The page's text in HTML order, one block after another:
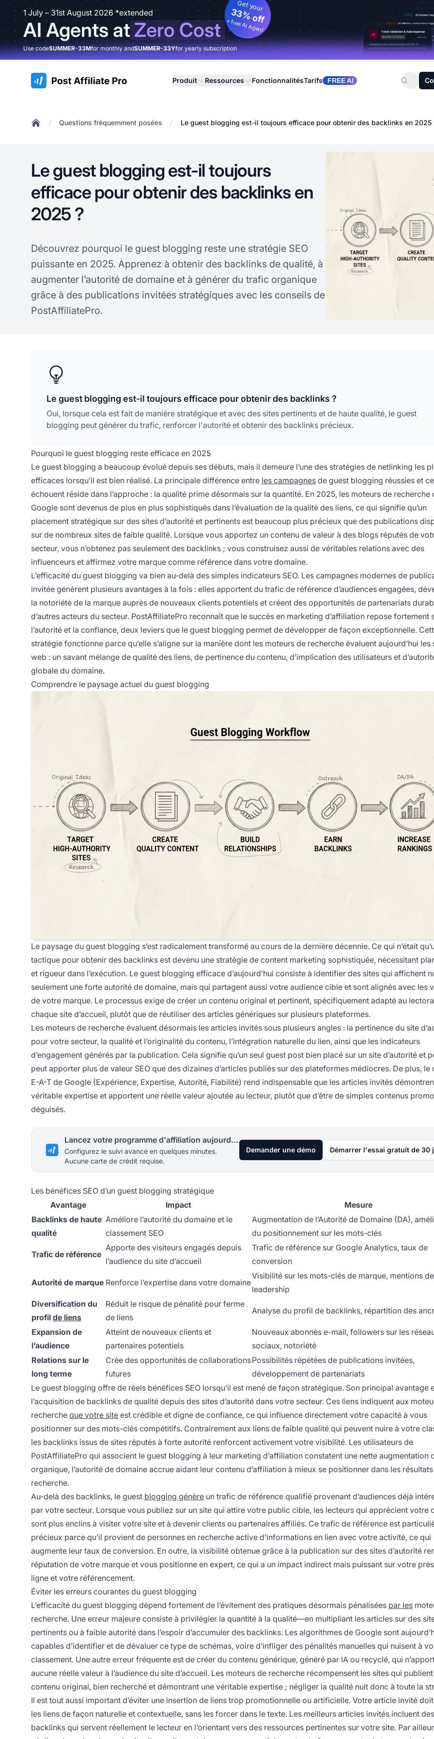
1 July – 31st August 2026 *extended
AI Agents atZero Cost
Get your
33% off
+ free AI Agent
Use codeSUMMER-33Mfor monthly andSUMMER-33Yfor yearly subscription
:site.title Produit Ressources FonctionnalitésTarifs FREE AI
/ Questions fréquemment posées / Le guest blogging est-il toujours efficace pour obtenir des backlinks en 2025
Le guest blogging est-il toujours
efficace pour obtenir des backlinks en
2025 ?
Découvrez pourquoi le guest blogging reste une stratégie SEO
puissante en 2025. Apprenez à obtenir des backlinks de qualité, à
augmenter l’autorité de domaine et à générer du trafic organique
grâce à des publications invitées stratégiques avec les conseils de
PostAffiliatePro.
Le guest blogging est-il toujours efficace pour obtenir des backlinks ?
Oui, lorsque cela est fait de manière stratégique et avec des sites pertinents et de haute qualité, le guest
blogging peut générer du trafic, renforcer l'autorité et obtenir des backlinks précieux.
Pourquoi le guest blogging reste efficace en 2025
Le guest blogging a beaucoup évolué depuis ses débuts, mais il demeure l’une des stratégies de netlinking les
efficaces lorsqu’il est bien réalisé. La principale différence entre les campagnes de guest blogging réussies et
échouent réside dans l’approche : la qualité prime désormais sur la quantité. En 2025, les moteurs de recherche
Google sont devenus de plus en plus sophistiqués dans l’évaluation de la qualité des liens, ce qui signifie qu’un
placement stratégique sur des sites d’autorité et pertinents est beaucoup plus précieux que des publications
sur de nombreux sites de faible qualité. Lorsque vous apportez un contenu de valeur à des blogs réputés de
secteur, vous n’obtenez pas seulement des backlinks ; vous construisez aussi de véritables relations avec des
influenceurs et affirmez votre marque comme référence dans votre domaine.
L’efficacité du guest blogging va bien au-delà des simples indicateurs SEO. Les campagnes modernes de
invitée génèrent plusieurs avantages à la fois : elles apportent du trafic de référence d’audiences engagées,
la notoriété de la marque auprès de nouveaux clients potentiels et créent des opportunités de partenariats
d’autres acteurs du secteur. PostAffiliatePro reconnaît que le succès en marketing d’affiliation repose fortement
l’autorité et la confiance, deux leviers que le guest blogging permet de développer de façon exceptionnelle.
stratégie fonctionne parce qu’elle s’aligne sur la manière dont les moteurs de recherche évaluent aujourd’hui les
web : un savant mélange de qualité des liens, de pertinence du contenu, d’implication des utilisateurs et
globale du domaine.
Comprendre le paysage actuel du guest blogging
Le paysage du guest blogging s’est radicalement transformé au cours de la dernière décennie. Ce qui n’était
tactique pour obtenir des backlinks est devenu une stratégie de content marketing sophistiquée, nécessitant
et rigueur dans l’exécution. Le guest blogging efficace d’aujourd’hui consiste à identifier des sites qui affichent
seulement une forte autorité de domaine, mais qui partagent aussi votre audience cible et sont alignés avec les
de votre marque. Le processus exige de créer un contenu original et pertinent, spécifiquement adapté au
chaque site d’accueil, plutôt que de réutiliser des articles génériques sur plusieurs plateformes.
Les moteurs de recherche évaluent désormais les articles invités sous plusieurs angles : la pertinence du site
pour votre secteur, la qualité et l’originalité du contenu, l’intégration naturelle du lien, ainsi que les indicateurs
d’engagement générés par la publication. Cela signifie qu’un seul guest post bien placé sur un site d’autorité et
peut apporter plus de valeur SEO que des dizaines d’articles publiés sur des plateformes médiocres. De plus, le
E-A-T de Google (Expérience, Expertise, Autorité, Fiabilité) rend indispensable que les articles invités
véritable expertise et apportent une réelle valeur ajoutée au lecteur, plutôt que d’être de simples contenus
déguisés.
Lancez votre programme d'affiliation aujourd'hui
Configurez le suivi avancé en quelques minutes.
Aucune carte de crédit requise.
Demander une démo Démarrer l'essai gratuit de 30
Les bénéfices SEO d’un guest blogging stratégique
Avantage
Impact
Mesure
Backlinks de haute
qualité
Améliore l’autorité du domaine et le
classement SEO
Augmentation de l’Autorité de Domaine (DA),
du positionnement sur les mots-clés
Trafic de référence
Apporte des visiteurs engagés depuis
l’audience du site d’accueil
Trafic de référence sur Google Analytics, taux de
conversion
Autorité de marque Renforce l’expertise dans votre domaine
Visibilité sur les mots-clés de marque, mentions de
leadership
Diversification du
profil de liens
Réduit le risque de pénalité pour ferme
de liens
Analyse du profil de backlinks, répartition des
Expansion de
l’audience
Atteint de nouveaux clients et
partenaires potentiels
Nouveaux abonnés e-mail, followers sur les
sociaux, notoriété
Relations sur le
long terme
Crée des opportunités de collaborations
futures
Possibilités répétées de publications invitées,
développement de partenariats
Le guest blogging offre de réels bénéfices SEO lorsqu’il est mené de façon stratégique. Son principal avantage
l’acquisition de backlinks de qualité depuis des sites d’autorité dans votre secteur. Ces liens indiquent aux
recherche que votre site est crédible et digne de confiance, ce qui influence directement votre capacité à vous
positionner sur des mots-clés compétitifs. Contrairement aux liens de faible qualité qui peuvent nuire à votre
les backlinks issus de sites réputés à forte autorité renforcent activement votre visibilité. Les utilisateurs de
PostAffiliatePro qui associent le guest blogging à leur marketing d’affiliation constatent une nette augmentation
organique, l’autorité de domaine accrue aidant leur contenu d’affiliation à mieux se positionner dans les
recherche.
Au-delà des backlinks, le guest blogging génère un trafic de référence qualifié provenant d’audiences déjà
par votre secteur. Lorsque vous publiez sur un site qui attire votre public cible, les lecteurs qui apprécient votre
sont plus enclins à visiter votre site et à devenir clients ou partenaires affiliés. Ce trafic de référence est
précieux parce qu’il provient de personnes en recherche active d’informations en lien avec votre activité, ce qui
augmente leur taux de conversion. En outre, la visibilité obtenue grâce à la publication sur des sites d’autorité
réputation de votre marque et vous positionne en expert, ce qui a un impact indirect mais puissant sur votre
ligne et votre référencement.
Éviter les erreurs courantes du guest blogging
L’efficacité du guest blogging dépend fortement de l’évitement des pratiques désormais pénalisées par les
recherche. Une erreur majeure consiste à privilégier la quantité à la qualité—en multipliant les articles sur des
pertinents ou à faible autorité dans l’espoir d’accumuler des backlinks. Les algorithmes de Google sont
capables d’identifier et de dévaluer ce type de schémas, voire d’infliger des pénalités manuelles qui nuisent à
classement. Une autre erreur fréquente est de créer du contenu générique, généré par IA ou recyclé, qui
aucune réelle valeur à l’audience du site d’accueil. Les moteurs de recherche récompensent les sites qui
contenu original, bien recherché et démontrant une véritable expertise ; négliger la qualité nuit donc à toute la
Il est tout aussi important d’éviter une insertion de liens trop promotionnelle ou artificielle. Votre article invité
les liens de façon naturelle et contextuelle, sans les forcer dans le texte. Les meilleurs articles invités incluent des
backlinks qui servent réellement le lecteur en l’orientant vers des ressources pertinentes sur votre site. Par